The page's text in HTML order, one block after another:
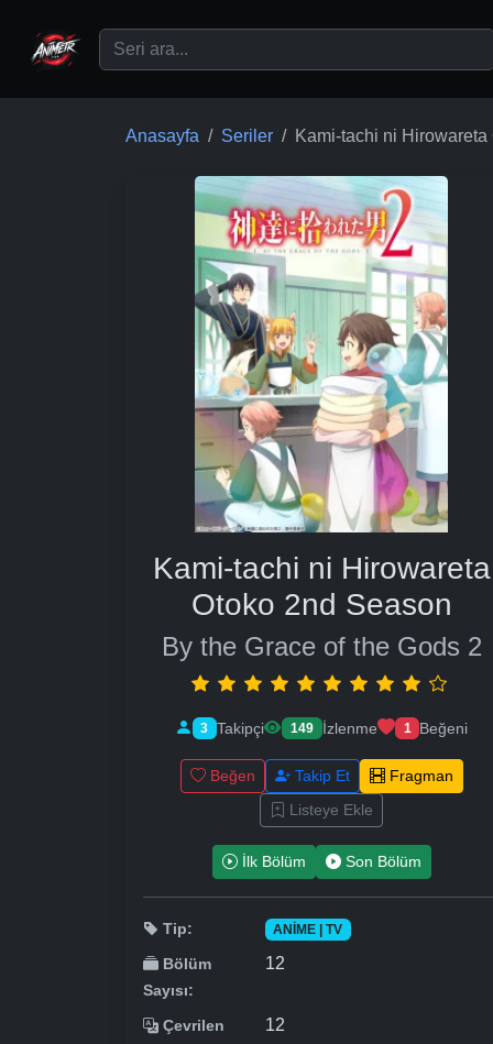
Anasayfa Seriler Kami-tachi ni
Kami-tachi ni Hirowareta
Otoko 2nd Season
By the Grace of the Gods 2
3 Takipçi 149 İzlenme 1 Beğeni
Beğen Takip Et
Fragman
Listeye Ekle
İlk Bölüm Son Bölüm
Tip: ANIME | TV
Bölüm
Sayısı:
12
Çevrilen
12